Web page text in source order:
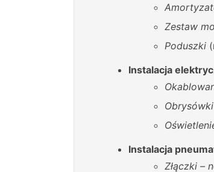
Zestaw
Poduszki
Instalacja
Instalacja
Złączki –